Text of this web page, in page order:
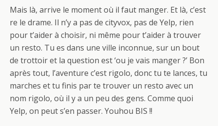
Mais là, arrive le moment où il faut manger. Et là, c’est
re le drame. Il n’y a pas de cityvox, pas de Yelp, rien
pour t’aider à choisir, ni même pour t’aider à trouver
un resto. Tu es dans une ville inconnue, sur un bout
de trottoir et la question est ‘ou je vais manger ?’ Bon
après tout, l’aventure c’est rigolo, donc tu te lances, tu
marches et tu finis par te trouver un resto avec un
nom rigolo, où il y a un peu des gens. Comme quoi
Yelp, on peut s’en passer. Youhou BIS !!